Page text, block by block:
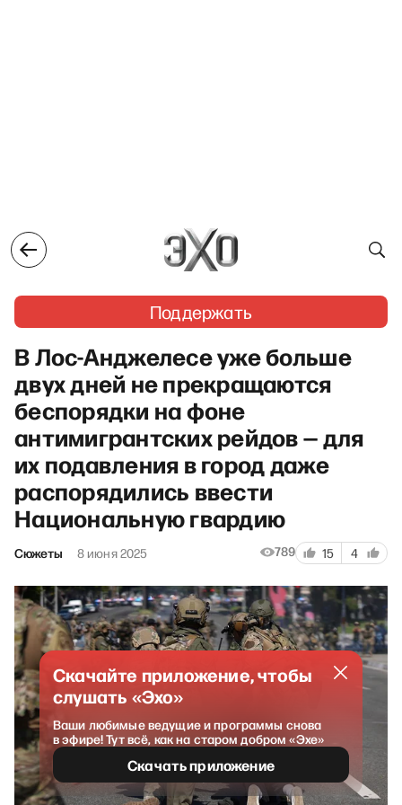
Поддержать
В Лос-Анджелесе уже больше
двух дней не прекращаются
беспорядки на фоне
антимигрантских рейдов — для
их подавления в город даже
распорядились ввести
Национальную гвардию
Сюжеты 8 июня 2025 789 15 4
Скачайте приложение, чтобы
слушать «Эхо»
Ваши любимые ведущие и программы снова
в эфире! Тут всё, как на старом добром «Эхе»
Скачать приложение